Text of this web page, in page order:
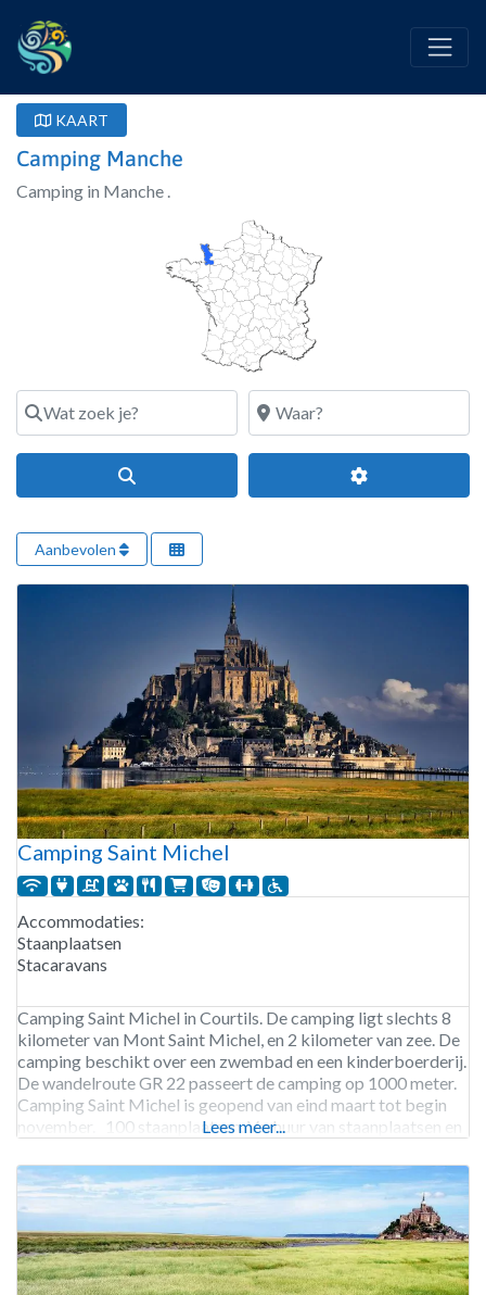
KAART
Camping Manche
Camping in Manche .
Wat zoek je? Waar?
Geavanceerde
Aanbevolen
Camping Saint Michel
Accommodaties:
Staanplaatsen
Stacaravans
Camping Saint Michel in Courtils. De camping ligt slechts 8
kilometer van Mont Saint Michel, en 2 kilometer van zee. De
camping beschikt over een zwembad en een kinderboerderij.
De wandelroute GR 22 passeert de camping op 1000 meter.
Camping Saint Michel is geopend van eind maart tot begin
november. 100 staanplaatsen. Verhuur van staanplaatsen en
Lees meer...